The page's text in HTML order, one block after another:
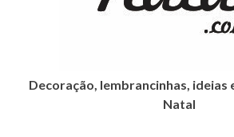
Decoração, lembrancinhas, ideias
Natal